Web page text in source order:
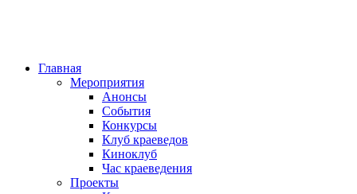
Главная
Мероприятия
Анонсы
События
Конкурсы
Клуб краеведов
Киноклуб
Час краеведения
Проекты